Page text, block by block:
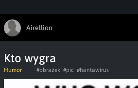
Airellion
Kto wygra
Humor #obrazek #pic #hantawirus